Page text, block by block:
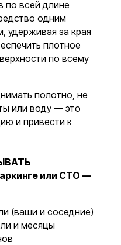
по всей длине
одним
удерживая за края
плотное
по всему
полотно, не
или воду — это
и привести к
или СТО —
(ваши и соседние)
и месяцы